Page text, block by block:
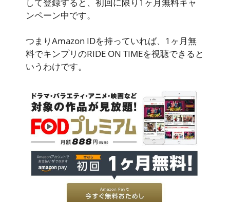
ンペーン中です。
つまりAmazon IDを持っていれば、1ヶ月無
料でキンプリのRIDE ON TIMEを視聴できる と
いうわけです。